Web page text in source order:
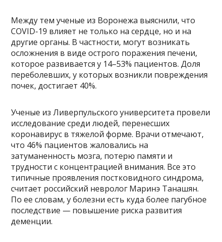
Между тем ученые из Воронежа выяснили, что
COVID-19 влияет не только на сердце, но и на
другие органы. В частности, могут возникать
осложнения в виде острого поражения печени,
которое развивается у 14–53% пациентов. Доля
переболевших, у которых возникли повреждения
почек, достигает 40%.
Ученые из Ливерпульского университета провели
исследование среди людей, перенесших
коронавирус в тяжелой форме. Врачи отмечают,
что 46% пациентов жаловались на
затуманенность мозга, потерю памяти и
трудности с концентрацией внимания. Все это
типичные проявления постковидного синдрома,
считает российский невролог Маринэ Танашян.
По ее словам, у болезни есть куда более пагубное
последствие — повышение риска развития
деменции.